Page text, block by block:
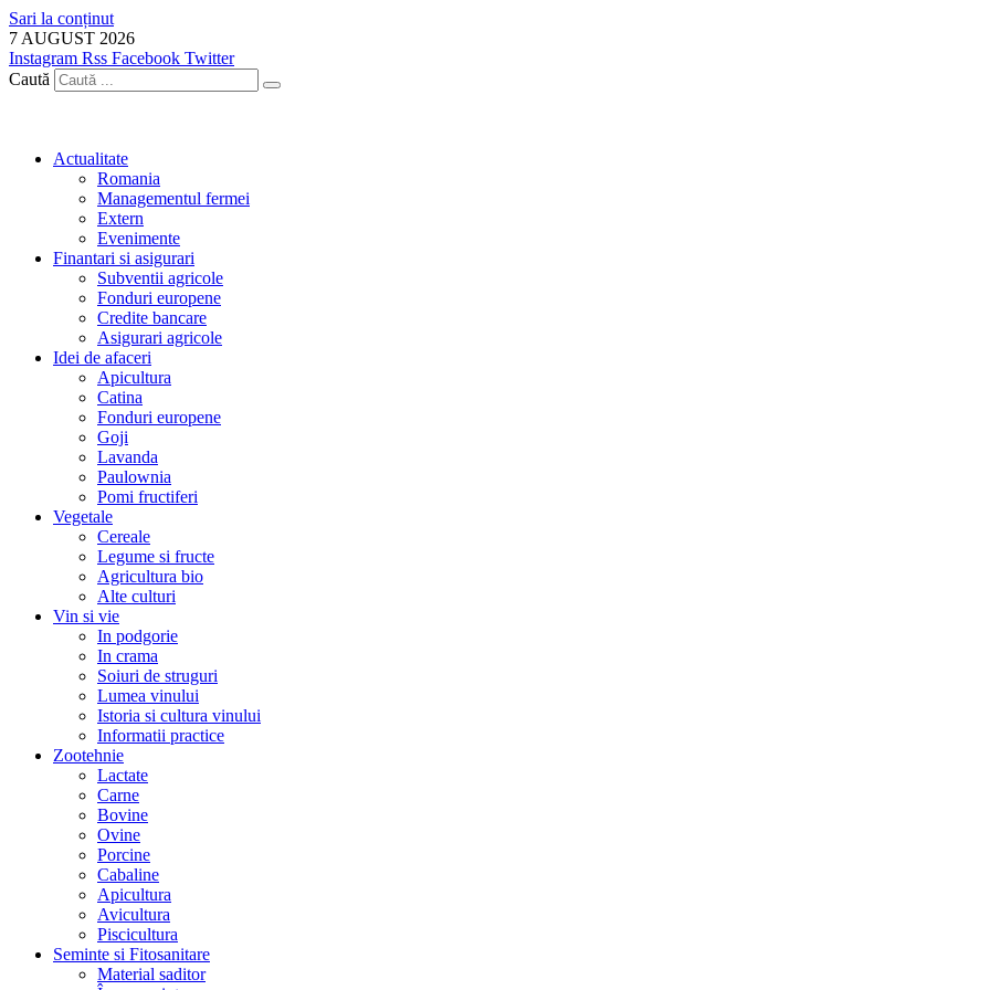
Sari la conținut
7 AUGUST 2026
Instagram Rss Facebook Twitter
Caută
Actualitate
Romania
Managementul fermei
Extern
Evenimente
Finantari si asigurari
Subventii agricole
Fonduri europene
Credite bancare
Asigurari agricole
Idei de afaceri
Apicultura
Catina
Fonduri europene
Goji
Lavanda
Paulownia
Pomi fructiferi
Vegetale
Cereale
Legume si fructe
Agricultura bio
Alte culturi
Vin si vie
In podgorie
In crama
Soiuri de struguri
Lumea vinului
Istoria si cultura vinului
Informatii practice
Zootehnie
Lactate
Carne
Bovine
Ovine
Porcine
Cabaline
Apicultura
Avicultura
Piscicultura
Seminte si Fitosanitare
Material saditor